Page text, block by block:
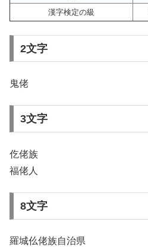
漢字検定の級
2文字
鬼佬
3文字
仡佬族
福佬人
8文字
羅城仫佬族自治県